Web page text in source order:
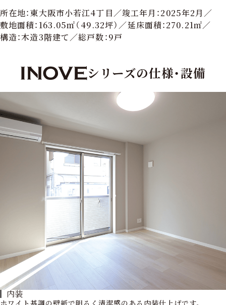
所在地：東大阪市小若江4丁目／竣工年月：2025年2月／
敷地面積：163.05㎡（49.32坪）／延床面積：270.21㎡／
構造：木造3階建て／総戸数：9戸
シリーズの仕様・設備
内装